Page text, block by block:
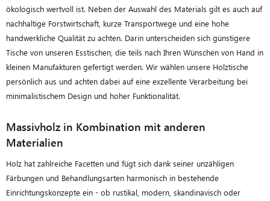
ökologisch wertvoll ist. Neben der Auswahl des Materials gilt es auch auf
nachhaltige Forstwirtschaft, kurze Transportwege und eine hohe
handwerkliche Qualität zu achten. Darin unterscheiden sich günstigere
Tische von unseren Esstischen, die teils nach Ihren Wünschen von Hand in
kleinen Manufakturen gefertigt werden. Wir wählen unsere Holztische
persönlich aus und achten dabei auf eine exzellente Verarbeitung bei
minimalistischem Design und hoher Funktionalität.
Massivholz in Kombination mit anderen
Materialien
Holz hat zahlreiche Facetten und fügt sich dank seiner unzähligen
Färbungen und Behandlungsarten harmonisch in bestehende
Einrichtungskonzepte ein - ob rustikal, modern, skandinavisch oder